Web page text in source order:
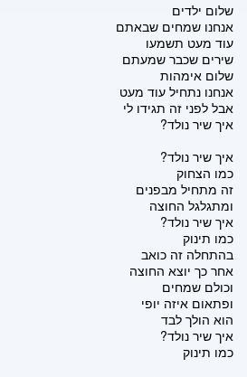
שלום ילדים
אנחנו שמחים שבאתם
עוד מעט תשמעו
שירים שכבר שמעתם
שלום אימהות
אנחנו נתחיל עוד מעט
אבל לפני זה תגידו לי
איך שיר נולד?
איך שיר נולד?
כמו הצחוק
זה מתחיל מבפנים
ומתגלגל החוצה
איך שיר נולד?
כמו תינוק
בהתחלה זה כואב
אחר כך יוצא החוצה
וכולם שמחים
ופתאום איזה יופי
הוא הולך לבד
איך שיר נולד?
כמו תינוק